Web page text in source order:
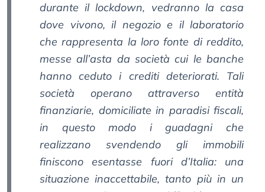
durante il lockdown, vedranno la casa
dove vivono, il negozio e il laboratorio
che rappresenta la loro fonte di reddito,
messe all’asta da società cui le banche
hanno ceduto i crediti deteriorati. Tali
società operano attraverso entità
finanziarie, domiciliate in paradisi fiscali,
in questo modo i guadagni che
realizzano svendendo gli immobili
finiscono esentasse fuori d’Italia: una
situazione inaccettabile, tanto più in un